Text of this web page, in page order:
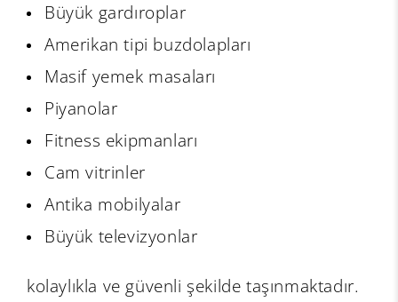
Büyük gardıroplar
Amerikan tipi buzdolapları
Masif yemek masaları
Piyanolar
Fitness ekipmanları
Cam vitrinler
Antika mobilyalar
Büyük televizyonlar
kolaylıkla ve güvenli şekilde taşınmaktadır.